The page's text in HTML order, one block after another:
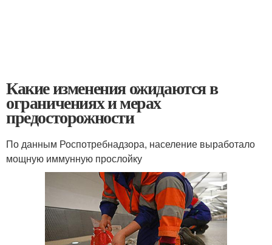
Какие изменения ожидаются в
ограничениях и мерах
предосторожности
По данным Роспотребнадзора, население выработало
мощную иммунную прослойку